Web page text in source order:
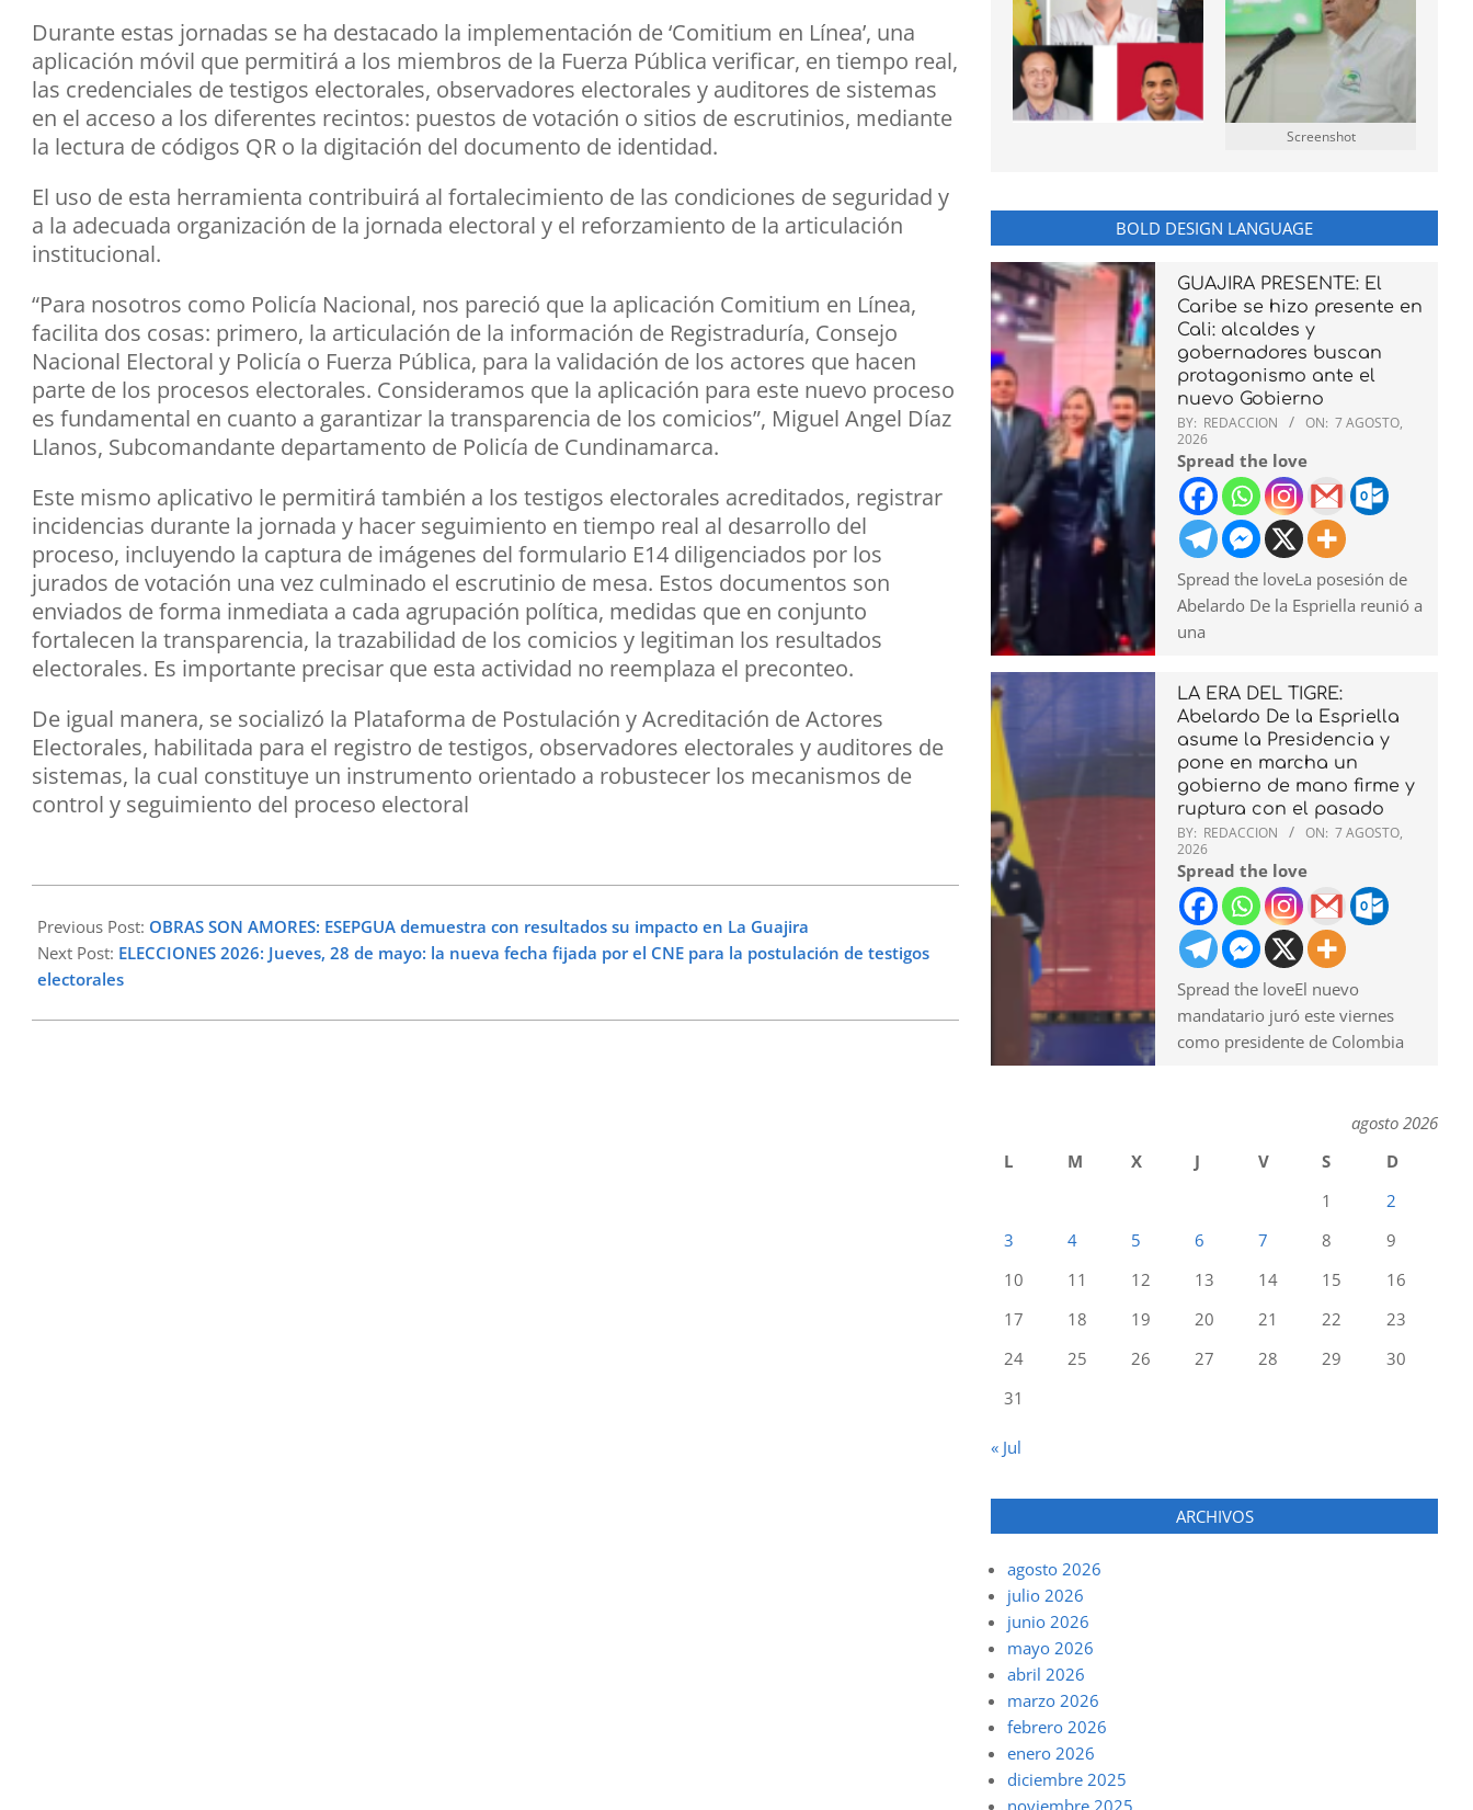
Durante estas jornadas se ha destacado la implementación de ‘Comitium en Línea’, una
aplicación móvil que permitirá a los miembros de la Fuerza Pública verificar, en tiempo real,
las credenciales de testigos electorales, observadores electorales y auditores de sistemas
en el acceso a los diferentes recintos: puestos de votación o sitios de escrutinios, mediante
la lectura de códigos QR o la digitación del documento de identidad.
El uso de esta herramienta contribuirá al fortalecimiento de las condiciones de seguridad y
a la adecuada organización de la jornada electoral y el reforzamiento de la articulación
institucional.
“Para nosotros como Policía Nacional, nos pareció que la aplicación Comitium en Línea,
facilita dos cosas: primero, la articulación de la información de Registraduría, Consejo
Nacional Electoral y Policía o Fuerza Pública, para la validación de los actores que hacen
parte de los procesos electorales. Consideramos que la aplicación para este nuevo proceso
es fundamental en cuanto a garantizar la transparencia de los comicios”, Miguel Angel Díaz
Llanos, Subcomandante departamento de Policía de Cundinamarca.
Este mismo aplicativo le permitirá también a los testigos electorales acreditados, registrar
incidencias durante la jornada y hacer seguimiento en tiempo real al desarrollo del
proceso, incluyendo la captura de imágenes del formulario E14 diligenciados por los
jurados de votación una vez culminado el escrutinio de mesa. Estos documentos son
enviados de forma inmediata a cada agrupación política, medidas que en conjunto
fortalecen la transparencia, la trazabilidad de los comicios y legitiman los resultados
electorales. Es importante precisar que esta actividad no reemplaza el preconteo.
De igual manera, se socializó la Plataforma de Postulación y Acreditación de Actores
Electorales, habilitada para el registro de testigos, observadores electorales y auditores de
sistemas, la cual constituye un instrumento orientado a robustecer los mecanismos de
control y seguimiento del proceso electoral
05-
25
Previous Post: OBRAS SON AMORES: ESEPGUA demuestra con resultados su impacto en La Guajira
Next Post: ELECCIONES 2026: Jueves, 28 de mayo: la nueva fecha fijada por el CNE para la postulación de testigos
electorales
Screenshot
BOLD DESIGN LANGUAGE
GUAJIRA PRESENTE: El
Caribe se hizo presente en
Cali: alcaldes y
gobernadores buscan
protagonismo ante el
nuevo Gobierno
BY: REDACCION ON: 7 AGOSTO,
2026
Spread the love
Spread the loveLa posesión de
Abelardo De la Espriella reunió a
una
LA ERA DEL TIGRE:
Abelardo De la Espriella
asume la Presidencia y
pone en marcha un
gobierno de mano firme y
ruptura con el pasado
BY: REDACCION ON: 7 AGOSTO,
2026
Spread the love
Spread the loveEl nuevo
mandatario juró este viernes
como presidente de Colombia
agosto 2026
L
M X J V S
D
1
2
3
4 5 6 7 8
9
10
11 12 13 14 15
16
17
18 19 20 21 22
23
24
25 26 27 28 29
30
31
« Jul
ARCHIVOS
agosto 2026
julio 2026
junio 2026
mayo 2026
abril 2026
marzo 2026
febrero 2026
enero 2026
diciembre 2025
noviembre 2025